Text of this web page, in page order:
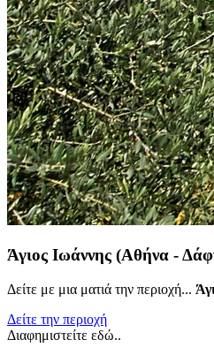
Άγιος Ιωάννης (Αθήνα -
Δείτε με μια ματιά την περιοχή...
Δείτε την περιοχή
Διαφημιστείτε εδώ..